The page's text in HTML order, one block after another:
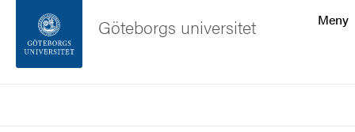
Sidfoten
Meny
Göteborgs universitet